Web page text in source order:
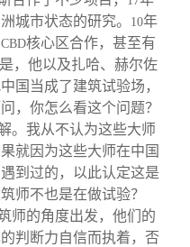
城市状态的研究。
10年
CBD核心区合作，甚至有
，他以及扎哈、赫尔佐
国当成了建筑试验场，
，你怎么看这个问题？
。我从不认为这些大师
就因为这些大师在中国
到过的，以此认定这是
师不也是在做试验？
师的角度出发，他们的
判断力自信而执着，否